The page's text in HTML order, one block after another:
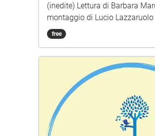
(inedite) Lettura di Barbara Marchand Musica e
montaggio di Lucio
Concertante) Immagini di copertina: Voice
Portraits di Giovanna Iorio
free